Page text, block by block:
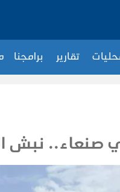
تقارير برامجنا
صنعاء.. نبش